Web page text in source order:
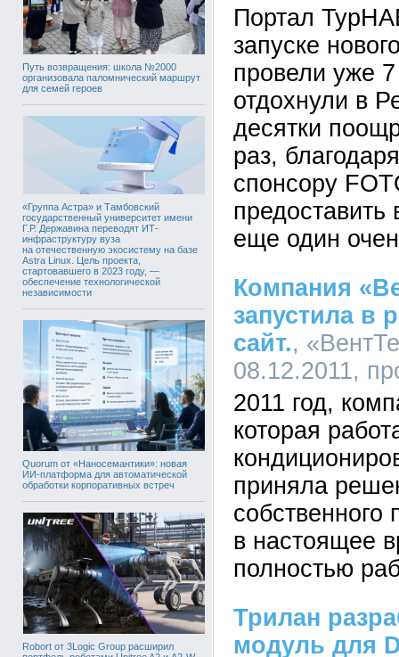
Путь возвращения: школа №2000
организовала паломнический маршрут
для семей героев
«Группа Астра» и Тамбовский
государственный университет имени
Г.Р. Державина переводят ИТ-
инфраструктуру вуза
на отечественную экосистему на базе
Astra Linux. Цель проекта,
стартовавшего в 2023 году, —
обеспечение технологической
независимости
Quorum от «Наносемантики»: новая
ИИ-платформа для автоматической
обработки корпоративных встреч
Robort от 3Logic Group расширил
Портал
запуске
провели уже
отдохнули в
десятки
раз,
спонсору
предоставить
еще один
Компания
запустила в
сайт.,
08.12.2011,
2011 год,
которая
приняла
собственного
в настоящее
полностью
Трилан
модуль для